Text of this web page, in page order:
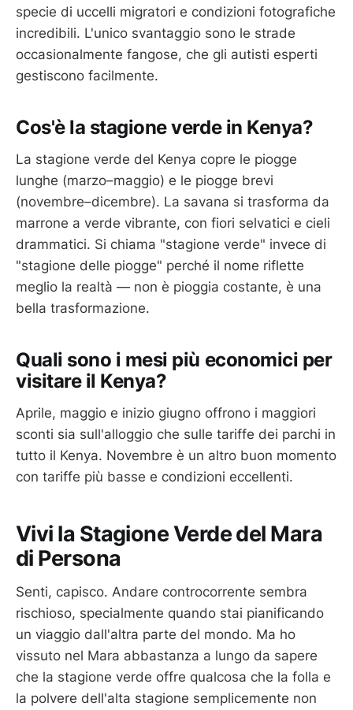
specie di uccelli migratori e condizioni fotografiche
incredibili. L'unico svantaggio sono le strade
occasionalmente fangose, che gli autisti esperti
gestiscono facilmente.
Cos'è la stagione verde in Kenya?
La stagione verde del Kenya copre le piogge
lunghe (marzo–maggio) e le piogge brevi
(novembre–dicembre). La savana si trasforma da
marrone a verde vibrante, con fiori selvatici e cieli
drammatici. Si chiama "stagione verde" invece di
"stagione delle piogge" perché il nome riflette
meglio la realtà — non è pioggia costante, è una
bella trasformazione.
Quali sono i mesi più economici per
visitare il Kenya?
Aprile, maggio e inizio giugno offrono i maggiori
sconti sia sull'alloggio che sulle tariffe dei parchi in
tutto il Kenya. Novembre è un altro buon momento
con tariffe più basse e condizioni eccellenti.
Vivi la Stagione Verde del Mara
di Persona
Senti, capisco. Andare controcorrente sembra
rischioso, specialmente quando stai pianificando
un viaggio dall'altra parte del mondo. Ma ho
vissuto nel Mara abbastanza a lungo da sapere
che la stagione verde offre qualcosa che la folla e
la polvere dell'alta stagione semplicemente non